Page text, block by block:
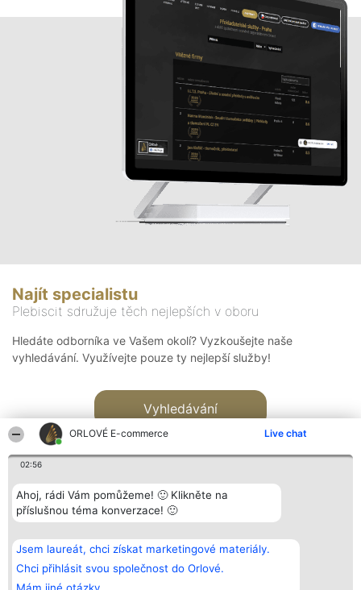
ORLOVÉ E-commerce Live chat
02:56
Ahoj, rádi Vám pomůžeme! 🙂 Klikněte na
příslušnou téma konverzace! 🙂
Jsem laureát, chci získat marketingové materiály.
Chci přihlásit svou společnost do Orlové.
Najít specialistu
Plebiscit sdružuje těch nejlepších v oboru
Hledáte odborníka ve Vašem okolí? Vyzkoušejte naše
vyhledávání. Využívejte pouze ty nejlepší služby!
Vyhledávání
Bright Side Solutions sp. z o.
o. sp. k.
ul. Ruska 22
Wrocław 50-079
KRS 0000749100 | Regon
Vítězové
Seznam všech
laureátů
Zásady
Kontakt